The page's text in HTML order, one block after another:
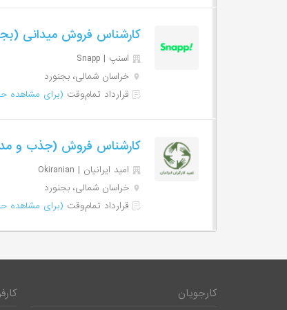
کارشناس فروش میدانی
اسنپ | Snapp
خراسان شمالی، بجنورد
قرارداد تمام‌وقت (برای مشاهده
کارشناس فروش (جذب و
امید ایرانیان | Okiranian
خراسان شمالی، بجنورد
قرارداد تمام‌وقت (برای مشاهده
کارجویان